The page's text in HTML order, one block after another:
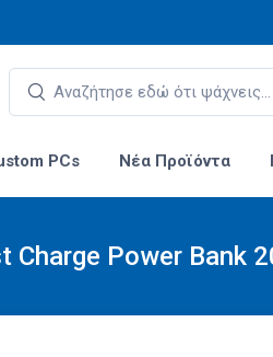
PCs Νέα Προϊόντα
Charge Power Bank